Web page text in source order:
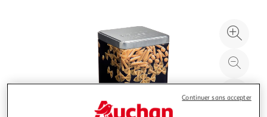
à
100
le
Continuer sans accepter